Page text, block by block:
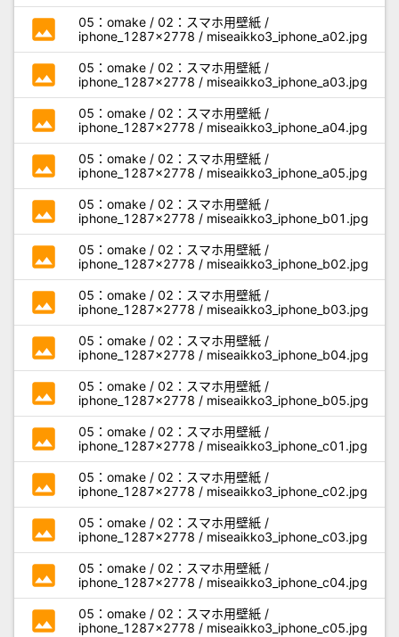
photo
05：omake / 02：スマホ用壁紙 /
iphone_1287x2778 / miseaikko3_iphone_a02.jpg
photo
05：omake / 02：スマホ用壁紙 /
iphone_1287x2778 / miseaikko3_iphone_a03.jpg
photo
05：omake / 02：スマホ用壁紙 /
iphone_1287x2778 / miseaikko3_iphone_a04.jpg
photo
05：omake / 02：スマホ用壁紙 /
iphone_1287x2778 / miseaikko3_iphone_a05.jpg
photo
05：omake / 02：スマホ用壁紙 /
iphone_1287x2778 / miseaikko3_iphone_b01.jpg
photo
05：omake / 02：スマホ用壁紙 /
iphone_1287x2778 / miseaikko3_iphone_b02.jpg
photo
05：omake / 02：スマホ用壁紙 /
iphone_1287x2778 / miseaikko3_iphone_b03.jpg
photo
05：omake / 02：スマホ用壁紙 /
iphone_1287x2778 / miseaikko3_iphone_b04.jpg
photo
05：omake / 02：スマホ用壁紙 /
iphone_1287x2778 / miseaikko3_iphone_b05.jpg
photo
05：omake / 02：スマホ用壁紙 /
iphone_1287x2778 / miseaikko3_iphone_c01.jpg
photo
05：omake / 02：スマホ用壁紙 /
iphone_1287x2778 / miseaikko3_iphone_c02.jpg
photo
05：omake / 02：スマホ用壁紙 /
iphone_1287x2778 / miseaikko3_iphone_c03.jpg
photo
05：omake / 02：スマホ用壁紙 /
iphone_1287x2778 / miseaikko3_iphone_c04.jpg
photo
05：omake / 02：スマホ用壁紙 /
iphone_1287x2778 / miseaikko3_iphone_c05.jpg